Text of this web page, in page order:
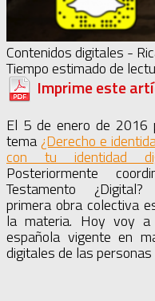
Contenidos digitales -
Tiempo estimado de
Imprime este
El 5 de enero de 2016
tema¿Derecho e
con tu identidad
Posteriormente
Testamento
primera obra colectiva
la materia. Hoy voy
española vigente en
digitales de las